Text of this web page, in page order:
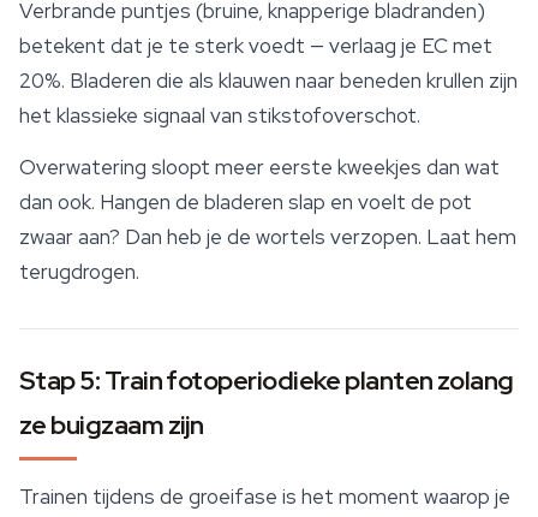
Verbrande puntjes (bruine, knapperige bladranden)
betekent dat je te sterk voedt — verlaag je EC met
20%. Bladeren die als klauwen naar beneden krullen zijn
het klassieke signaal van stikstofoverschot.
Overwatering sloopt meer eerste kweekjes dan wat
dan ook. Hangen de bladeren slap en voelt de pot
zwaar aan? Dan heb je de wortels verzopen. Laat hem
terugdrogen.
Stap 5: Train fotoperiodieke planten zolang
ze buigzaam zijn
Trainen tijdens de groeifase is het moment waarop je